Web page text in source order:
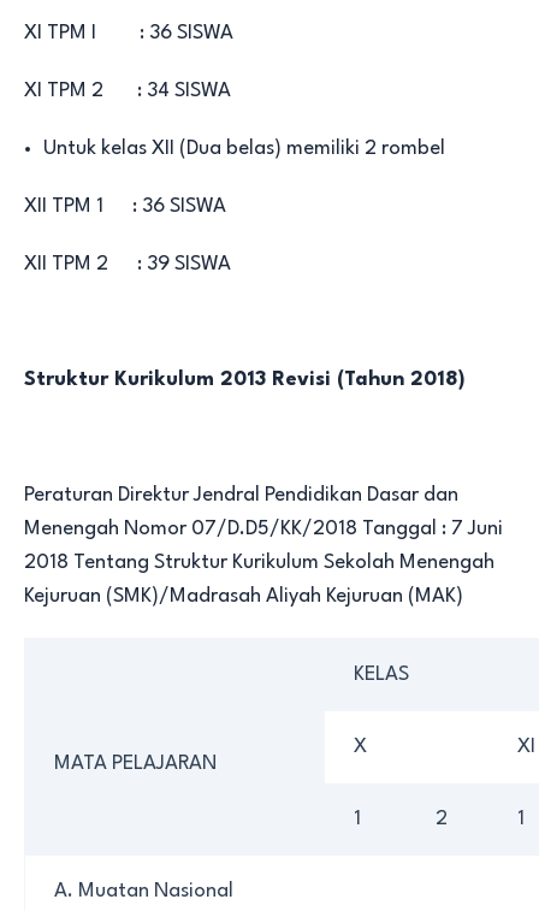
XI TPM I : 36 SISWA
XI TPM 2 : 34 SISWA
Untuk kelas XII (Dua belas) memiliki 2 rombel
XII TPM 1 : 36 SISWA
XII TPM 2 : 39 SISWA
Struktur Kurikulum 2013 Revisi (Tahun 2018)
Peraturan Direktur Jendral Pendidikan Dasar dan
Menengah Nomor 07/D.D5/KK/2018 Tanggal : 7 Juni
2018 Tentang Struktur Kurikulum Sekolah Menengah
Kejuruan (SMK)/Madrasah Aliyah Kejuruan (MAK)
MATA PELAJARAN
KELAS
X XI
1 2 1
A. Muatan Nasional